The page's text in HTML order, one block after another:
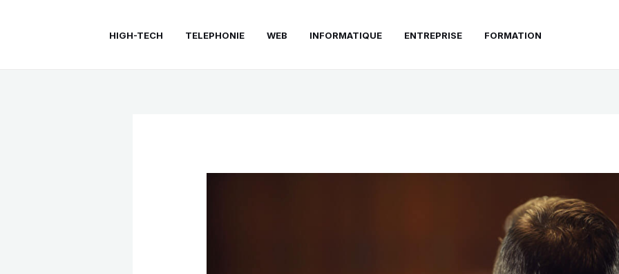
HIGH-TECH TELEPHONIE WEB INFORMATIQUE ENTREPRISE FORMATION